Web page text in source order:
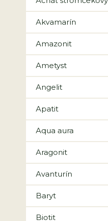
Akvamarín
Amazonit
Ametyst
Angelit
Apatit
Aqua aura
Aragonit
Avanturín
Baryt
Biotit